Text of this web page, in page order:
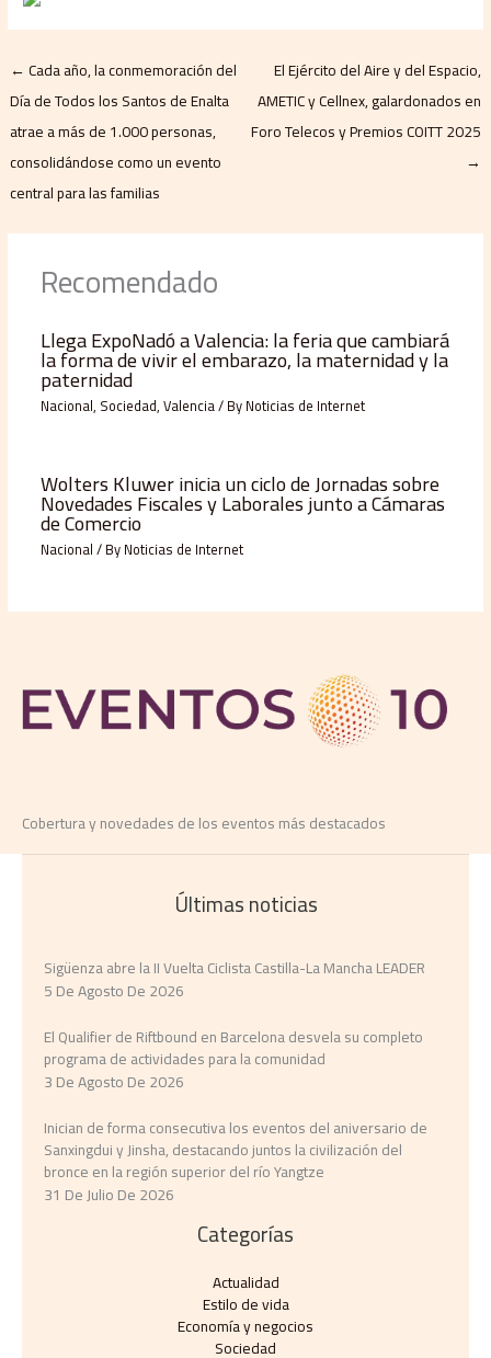
←Cada año, la conmemoración del
Día de Todos los Santos de Enalta
atrae a más de 1.000 personas,
consolidándose como un evento
central para las familias
El Ejército del Aire y del Espacio,
AMETIC y Cellnex, galardonados en
Foro Telecos y Premios COITT 2025
→
Recomendado
Llega ExpoNadó a Valencia: la feria que cambiará
la forma de vivir el embarazo, la maternidad y la
paternidad
Nacional, Sociedad,Valencia/ ByNoticias de Internet
Wolters Kluwer inicia un ciclo de Jornadas sobre
Novedades Fiscales y Laborales junto a Cámaras
de Comercio
Nacional/ ByNoticias de Internet
Cobertura y novedades de los eventos más destacados
Últimas noticias
Sigüenza abre la II Vuelta Ciclista Castilla-La Mancha LEADER
5 De Agosto De 2026
El Qualifier de Riftbound en Barcelona desvela su completo
programa de actividades para la comunidad
3 De Agosto De 2026
Inician de forma consecutiva los eventos del aniversario de
Sanxingdui y Jinsha, destacando juntos la civilización del
bronce en la región superior del río Yangtze
31 De Julio De 2026
Categorías
Actualidad
Estilo de vida
Economía y negocios​
Sociedad